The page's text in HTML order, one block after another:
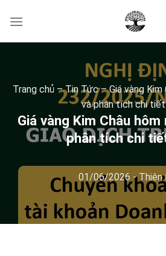
Trang chủ –Tin Tức–Giá vàng
và phân tích chi
Giá vàng Kim Châu
phân tích chi
01/06/2026 -Thiên